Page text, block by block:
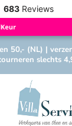
683 Reviews
50,- (NL) |
slechts